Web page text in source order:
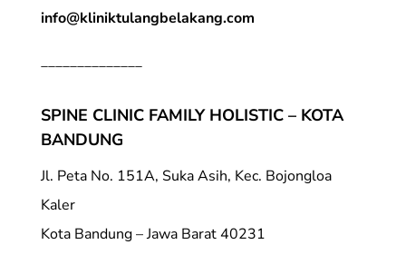
info@kliniktulangbelakang.com
______________
SPINE CLINIC FAMILY HOLISTIC – KOTA
BANDUNG
Jl. Peta No. 151A, Suka Asih, Kec. Bojongloa
Kaler
Kota Bandung – Jawa Barat 40231